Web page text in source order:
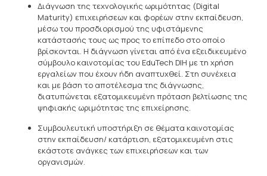
Διάγνωση της τεχνολογικής ωριμότητας (Digital
Maturity) επιχειρήσεων και φορέων στην εκπαίδευση,
μέσω του προσδιορισμού της υφιστάμενης
κατάστασής τους ως προς το επίπεδο στο οποίο
βρίσκονται. Η διάγνωση γίνεται από ένα εξειδικευμένο
σύμβουλο καινοτομίας του EduTech DIH με τη χρήση
εργαλείων που έχουν ήδη αναπτυχθεί. Στη συνέχεια
και με βάση το αποτέλεσμα της διάγνωσης,
διατυπώνεται εξατομικευμένη πρόταση βελτίωσης της
ψηφιακής ωριμότητας της επιχείρησης.
Συμβουλευτική υποστήριξη σε θέματα καινοτομίας
στην εκπαίδευση/ κατάρτιση, εξατομικευμένη στις
εκάστοτε ανάγκες των επιχειρήσεων και των
οργανισμών.